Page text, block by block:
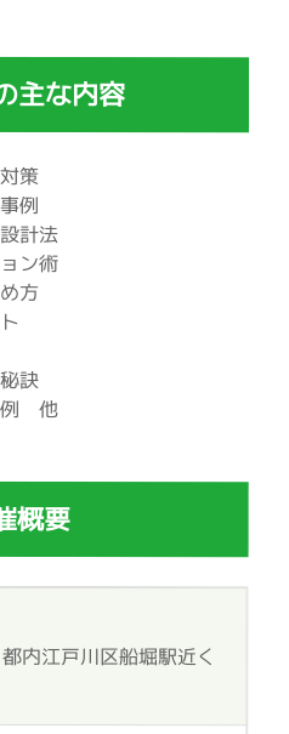
主な内容
策
例
計法
ン術
方
訣
例 他
概要
内江戸川区船堀駅近く